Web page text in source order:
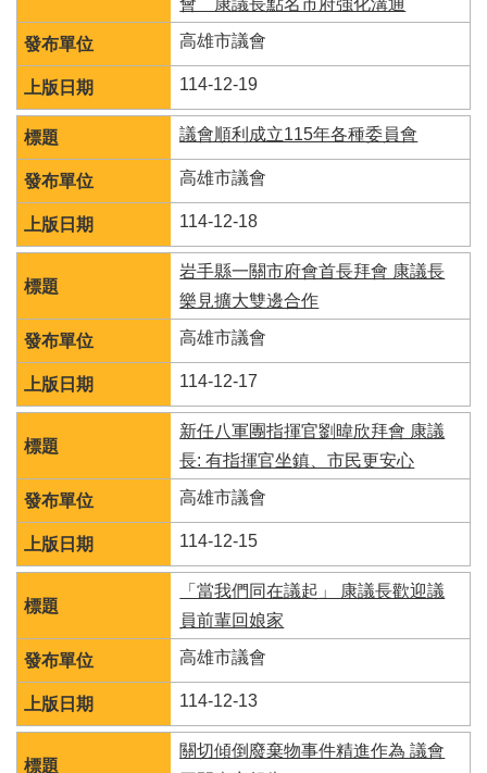
會 康議長點名市府強化溝通
高雄市議會
114-12-19
議會順利成立115年各種委員會
高雄市議會
114-12-18
岩手縣一關市府會首長拜會 康議長
樂見擴大雙邊合作
高雄市議會
114-12-17
新任八軍團指揮官劉暐欣拜會 康議
長: 有指揮官坐鎮、市民更安心
高雄市議會
114-12-15
「當我們同在議起」 康議長歡迎議
員前輩回娘家
高雄市議會
114-12-13
關切傾倒廢棄物事件精進作為 議會